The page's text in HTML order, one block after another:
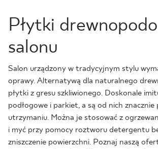
Płytki
salonu
Salon urządzony w tradycyjnym stylu
oprawy. Alternatywą dla naturalnego
płytki z gresu szkliwionego. Doskonale
podłogowe i parkiet, a są od nich
utrzymaniu. Można je stosować z
i myć przy pomocy roztworu detergentu
zniszczenie powierzchni. Poznaj naszą